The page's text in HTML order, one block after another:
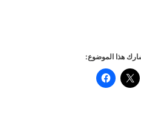
هذا الموضوع: